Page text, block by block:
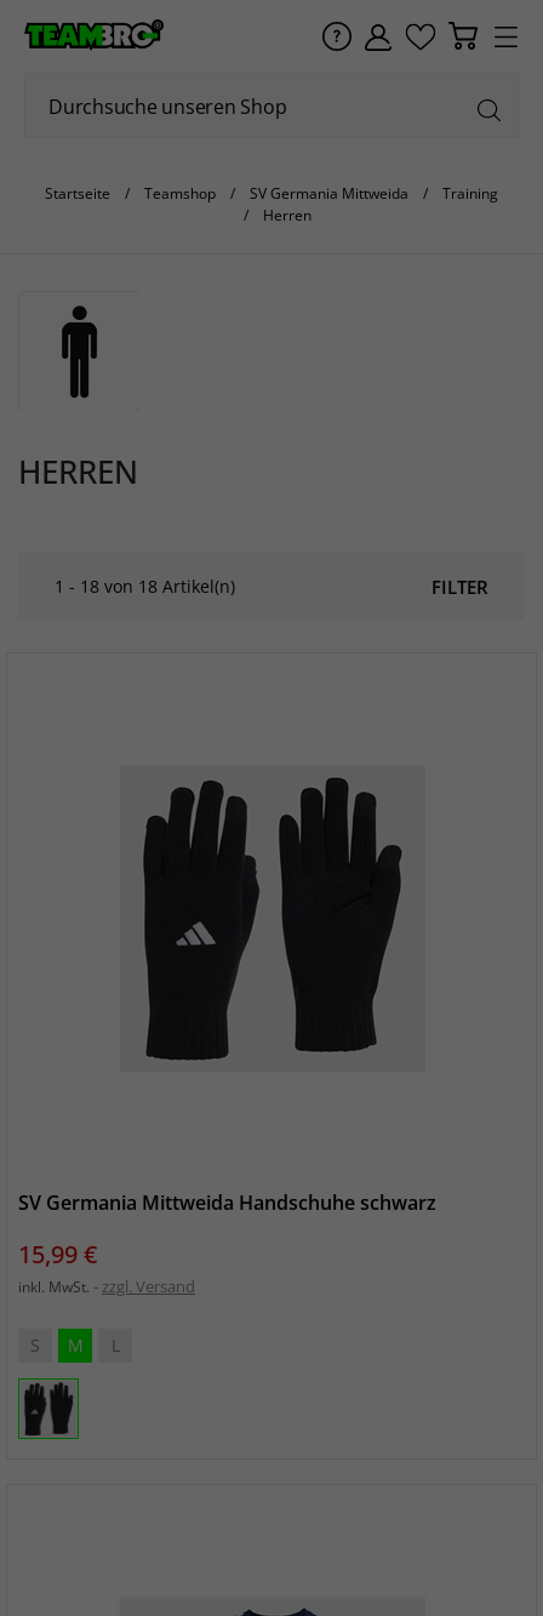
Startseite Teamshop SV Germania Mittweida
Training
Herren
HERREN
FILTER
1 - 18 von 18 Artikel(n)
SV Germania Mittweida Handschuhe schwarz
Preis
15,99 €
inkl. MwSt. zzgl. Versand
S M L